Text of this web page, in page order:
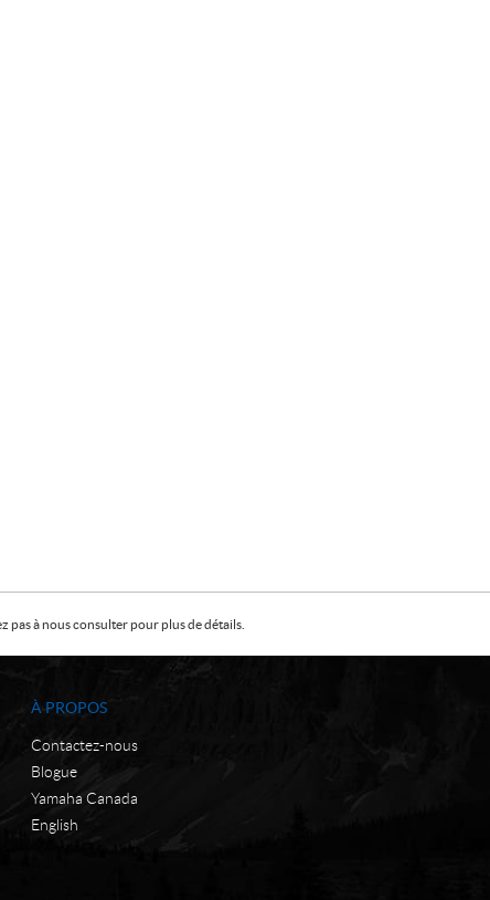
à nous consulter pour plus de détails.
À PROPOS
Contactez-nous
Blogue
Yamaha Canada
English